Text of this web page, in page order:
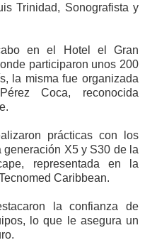
Trinidad, Sonografista y
en el Hotel el Gran
participaron unos 200
la misma fue organizada
Coca, reconocida
prácticas con los
X5 y S30 de la
representada en la
Caribbean.
la confianza de
lo que le asegura un